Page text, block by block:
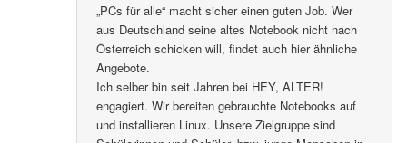
„PCs für alle“ macht sicher einen guten Job. Wer
aus Deutschland seine altes Notebook nicht nach
Österreich schicken will, findet auch hier ähnliche
Angebote.
Ich selber bin seit Jahren bei HEY, ALTER!
engagiert. Wir bereiten gebrauchte Notebooks auf
und installieren Linux. Unsere Zielgruppe sind